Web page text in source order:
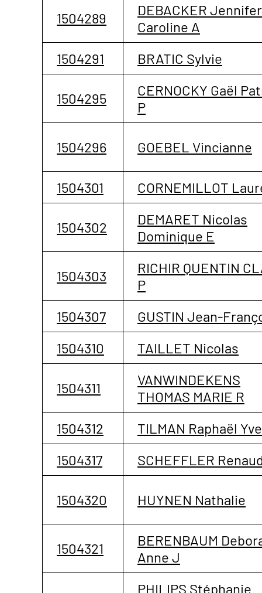
1504289
DEBACKER Jennifer
Caroline A
1504291
BRATIC Sylvie
1504295
CERNOCKY Gaël
P
1504296 GOEBEL Vincianne
1504301 CORNEMILLOT
1504302
DEMARET Nicolas
Dominique E
1504303
RICHIR QUENTIN
P
1504307
GUSTIN Jean-
1504310
TAILLET Nicolas
1504311
VANWINDEKENS
THOMAS MARIE R
1504312
TILMAN Raphaël
1504317
SCHEFFLER
1504320 HUYNEN Nathalie
1504321
BERENBAUM
Anne J
PHILIPS Stéphanie